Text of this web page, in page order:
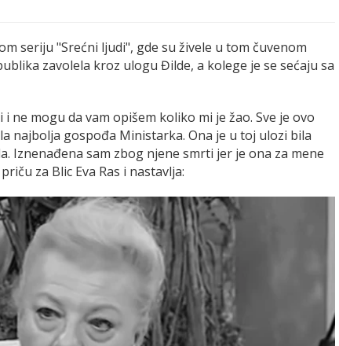
seriju "Srećni ljudi", gde su živele u tom čuvenom
zavolela kroz ulogu Đilde, a kolege je se sećaju sa
ne mogu da vam opišem koliko mi je žao. Sve je ovo
najbolja gospođa Ministarka. Ona je u toj ulozi bila
Iznenađena sam zbog njene smrti jer je ona za mene
za Blic Eva Ras i nastavlja: